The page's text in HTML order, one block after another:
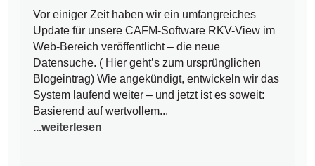
Vor einiger Zeit haben wir ein umfangreiches
Update für unsere CAFM-Software RKV-View im
Web-Bereich veröffentlicht – die neue
Datensuche. ( Hier geht’s zum ursprünglichen
Blogeintrag) Wie angekündigt, entwickeln wir das
System laufend weiter – und jetzt ist es soweit:
Basierend auf wertvollem...
...weiterlesen